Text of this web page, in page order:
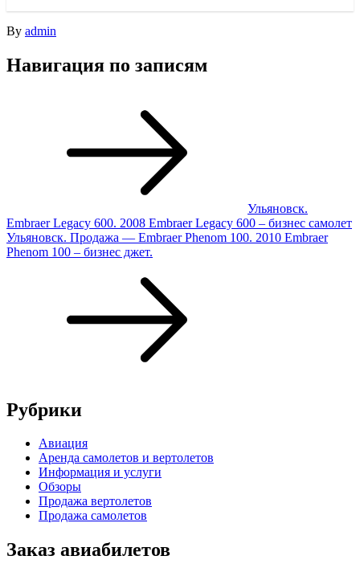
By admin
Навигация по записям
Ульяновск.
Embraer Legacy 600. 2008 Embraer Legacy 600 – бизнес самолет
Ульяновск. Продажа — Embraer Phenom 100. 2010 Embraer
Phenom 100 – бизнес джет.
Рубрики
Авиация
Аренда самолетов и вертолетов
Информация и услуги
Обзоры
Продажа вертолетов
Продажа самолетов
Заказ авиабилетов